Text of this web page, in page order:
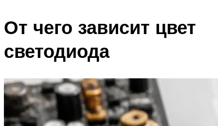
От чего зависит цвет
светодиода